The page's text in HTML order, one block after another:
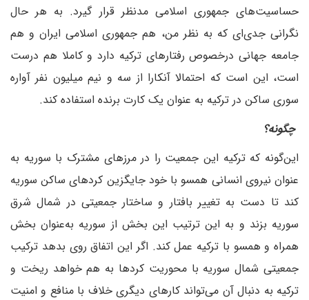
حساسیت‌های جمهوری اسلامی مدنظر قرار گیرد. به هر حال
نگرانی جدی‌ای که به نظر من، هم جمهوری اسلامی ایران و هم
جامعه جهانی درخصوص رفتار‌های ترکیه دارد و کاملا هم درست
است، این است که احتمالا آنکارا از سه و نیم میلیون نفر آواره
سوری ساکن در ترکیه به عنوان یک کارت برنده استفاده کند.
‌ چگونه؟
این‌گونه که ترکیه این جمعیت را در مرزهای مشترک با سوریه به
عنوان نیروی انسانی همسو با خود جایگزین کردهای ساکن سوریه
کند تا دست به تغییر بافتار و ساختار جمعیتی در شمال شرق
سوریه بزند و به این ترتیب این بخش از سوریه به‌عنوان بخش
همراه و همسو با ترکیه عمل کند. اگر این اتفاق روی بدهد ترکیب
جمعیتی شمال سوریه با محوریت کردها به هم خواهد ریخت و
ترکیه به دنبال آن می‌تواند کارهای دیگری خلاف با منافع و امنیت